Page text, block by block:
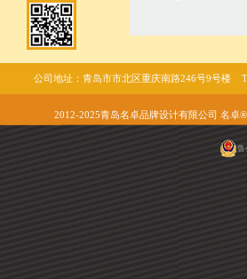
公司地址：青岛市市北区重庆南路246号9号楼
2012-2025青岛名卓品牌设计有限公司 名
鲁